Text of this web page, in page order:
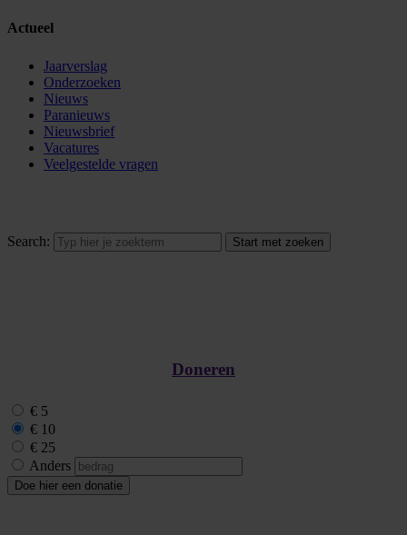
Actueel
Jaarverslag
Onderzoeken
Nieuws
Paranieuws
Nieuwsbrief
Vacatures
Veelgestelde vragen
Search:
Doneren
€ 5
€ 10
€ 25
Anders
Doe hier een donatie